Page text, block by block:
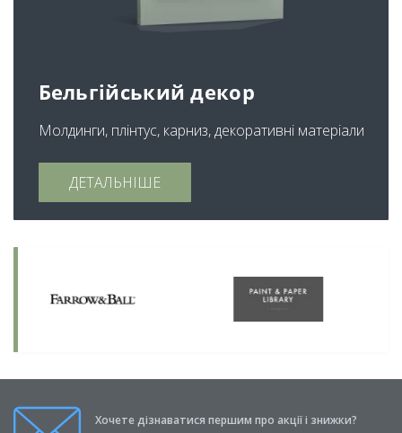
Бельгійський декор
Молдинги, плінтус, карниз, декоративні матеріали
ДЕТАЛЬНІШЕ
Хочете дізнаватися першим про акції і знижки?